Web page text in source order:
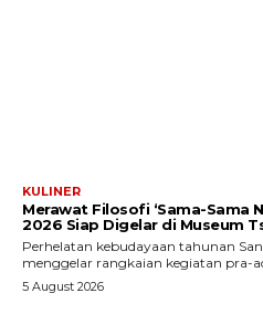
KULINER
Merawat Filosofi ‘Sama-Sama
2026 Siap Digelar di Museum
Perhelatan kebudayaan tahunan
menggelar rangkaian kegiatan pra-
5 August 2026